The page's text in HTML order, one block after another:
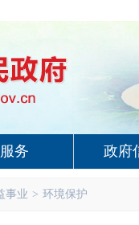
务 政府
事业 > 环境保护